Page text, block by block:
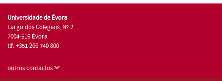
Universidade de Évora
Largo dos Colegiais, Nº 2
7004-516 Évora
tlf: +351 266 740 800
outros contactos